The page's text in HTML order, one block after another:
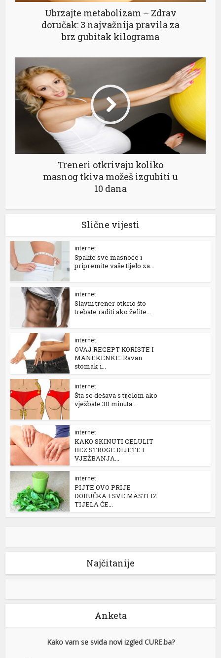
Ubrzajte metabolizam – Zdrav
doručak: 3 najvažnija pravila za
brz gubitak kilograma
Treneri otkrivaju koliko
masnog tkiva možeš izgubiti u
10 dana
Slične vijesti
internet
Spalite sve masnoće i
pripremite vaše tijelo za...
internet
Slavni trener otkrio što
trebate raditi ako želite...
internet
OVAJ RECEPT KORISTE I
MANEKENKE: Ravan
stomak i...
internet
Šta se dešava s tijelom ako
vježbate 30 minuta...
internet
KAKO SKINUTI CELULIT
BEZ STROGE DIJETE I
VJEŽBANJA...
internet
PIJTE OVO PRIJE
DORUČKA I SVE MASTI IZ
TIJELA ĆE...
Najčitanije
Anketa
Kako vam se sviđa novi izgled CURE.ba?